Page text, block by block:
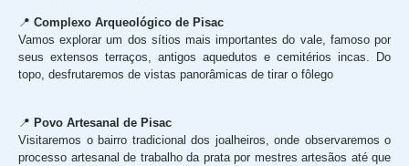
📍 Complexo Arqueológico de Pisac
Vamos explorar um dos sítios mais importantes do vale, famoso por
seus extensos terraços, antigos aquedutos e cemitérios incas. Do
topo, desfrutaremos de vistas panorâmicas de tirar o fôlego
📍 Povo Artesanal de Pisac
Visitaremos o bairro tradicional dos joalheiros, onde observaremos o
processo artesanal de trabalho da prata por mestres artesãos até que